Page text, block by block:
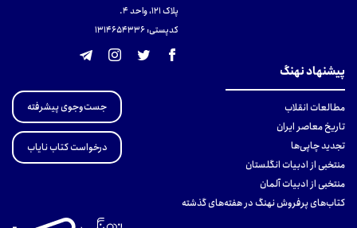
پلاک 121، واحد ۴.
کدپستی: 131465433۶
پیشنهاد نهنگ
مطالعات انقلاب
تاریخ معاصر ایران
تجدید چاپی‌ها
منتخبی از ادبیات انگلستان
منتخبی از ادبیات آلمان
کتاب‌های پرفروش نهنگ در هفته‌های گذشته
جست‌وجوی پیشرفته
درخواست کتاب نایاب